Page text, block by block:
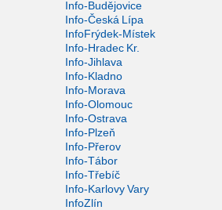
Info-Budějovice
Info-Česká Lípa
InfoFrýdek-Místek
Info-Hradec Kr.
Info-Jihlava
Info-Kladno
Info-Morava
Info-Olomouc
Info-Ostrava
Info-Plzeň
Info-Přerov
Info-Tábor
Info-Třebíč
Info-Karlovy Vary
InfoZlín